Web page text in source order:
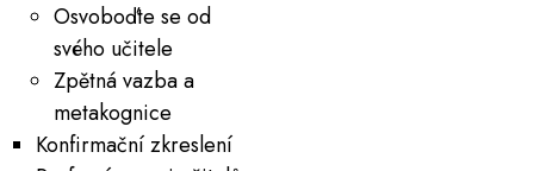
Osvoboďte se od
svého učitele
Zpětná vazba a
metakognice
Konfirmační zkreslení